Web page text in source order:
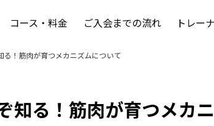
コース・料金 ご入会までの流れ トレー
る！筋肉が育つメカニズムについて
知る！筋肉が育つメカ